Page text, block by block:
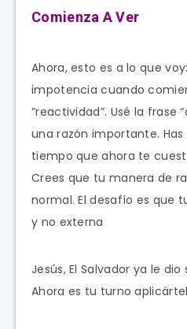
Comienza A Ver
Ahora, esto es a lo que
impotencia cuando
“reactividad”. Usé la frase
una razón importante.
tiempo que ahora te
Crees que tu manera de
normal. El desafío es que
y no externa
Jesús, El Salvador ya le
Ahora es tu turno